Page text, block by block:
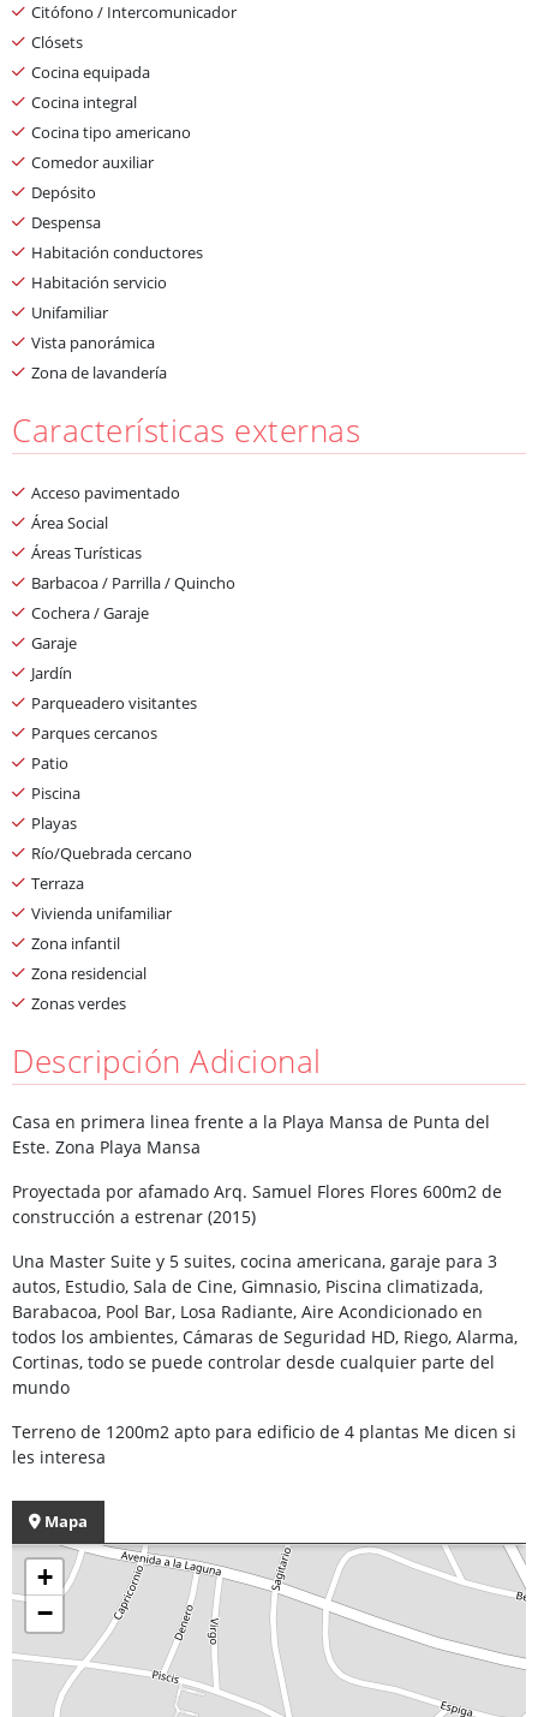
Citófono / Intercomunicador
Clósets
Cocina equipada
Cocina integral
Cocina tipo americano
Comedor auxiliar
Depósito
Despensa
Habitación conductores
Habitación servicio
Unifamiliar
Vista panorámica
Zona de lavandería
Características externas
Acceso pavimentado
Área Social
Áreas Turísticas
Barbacoa / Parrilla / Quincho
Cochera / Garaje
Garaje
Jardín
Parqueadero visitantes
Parques cercanos
Patio
Piscina
Playas
Río/Quebrada cercano
Terraza
Vivienda unifamiliar
Zona infantil
Zona residencial
Zonas verdes
Descripción Adicional
Casa en primera linea frente a la Playa Mansa de Punta del
Este. Zona Playa Mansa
Proyectada por afamado Arq. Samuel Flores Flores 600m2 de
construcción a estrenar (2015)
Una Master Suite y 5 suites, cocina americana, garaje para 3
autos, Estudio, Sala de Cine, Gimnasio, Piscina climatizada,
Barabacoa, Pool Bar, Losa Radiante, Aire Acondicionado en
todos los ambientes, Cámaras de Seguridad HD, Riego, Alarma,
Cortinas, todo se puede controlar desde cualquier parte del
mundo
Terreno de 1200m2 apto para edificio de 4 plantas Me dicen si
les interesa
Mapa
+
−